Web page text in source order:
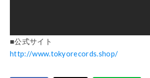
■公式サイト
http://www.tokyorecords.shop/